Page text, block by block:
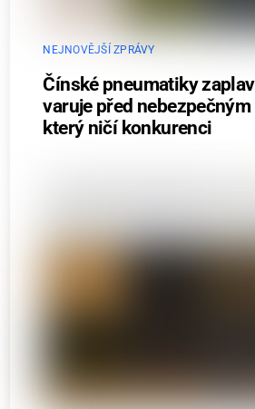
NEJNOVĚJŠÍ ZPRÁVY
Čínské pneumatiky
varuje před
který ničí konkurenci